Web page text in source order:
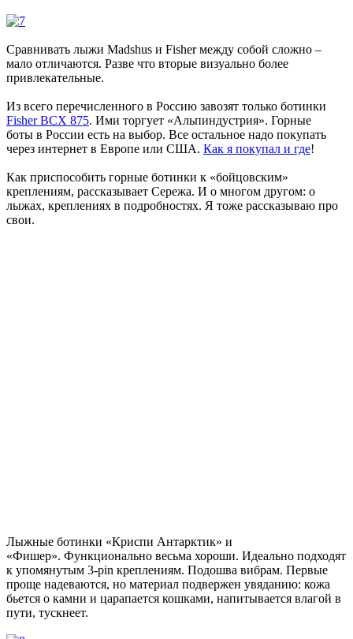
Сравнивать лыжи Madshus и Fisher между собой сложно –
мало отличаются. Разве что вторые визуально более
привлекательные.
Из всего перечисленного в Россию завозят только ботинки
Fisher BCX 875. Ими торгует «Альпиндустрия». Горные
боты в России есть на выбор. Все остальное надо покупать
через интернет в Европе или США. Как я покупал и где!
Как приспособить горные ботинки к «бойцовским»
креплениям, рассказывает Сережа. И о многом другом: о
лыжах, креплениях в подробностях. Я тоже рассказываю про
свои.
Лыжные ботинки «Криспи Антарктик» и
«Фишер». Функционально весьма хороши. Идеально подходят
к упомянутым 3-pin креплениям. Подошва вибрам. Первые
проще надеваются, но материал подвержен увяданию: кожа
бьется о камни и царапается кошками, напитывается влагой в
пути, тускнеет.